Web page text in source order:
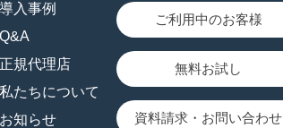
導入事例
Q&A
正規代理店
私たちについて
お知らせ
ご利用中のお客様
無料お試し
資料請求 お問い合わせ